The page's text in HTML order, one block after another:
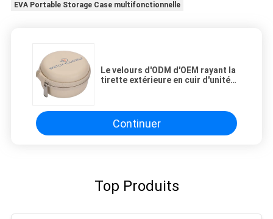
EVA Portable Storage Case multifonctionnelle
Le velours d'ODM d'OEM rayant la
tirette extérieure en cuir d'unité
Continuer
Top Produits